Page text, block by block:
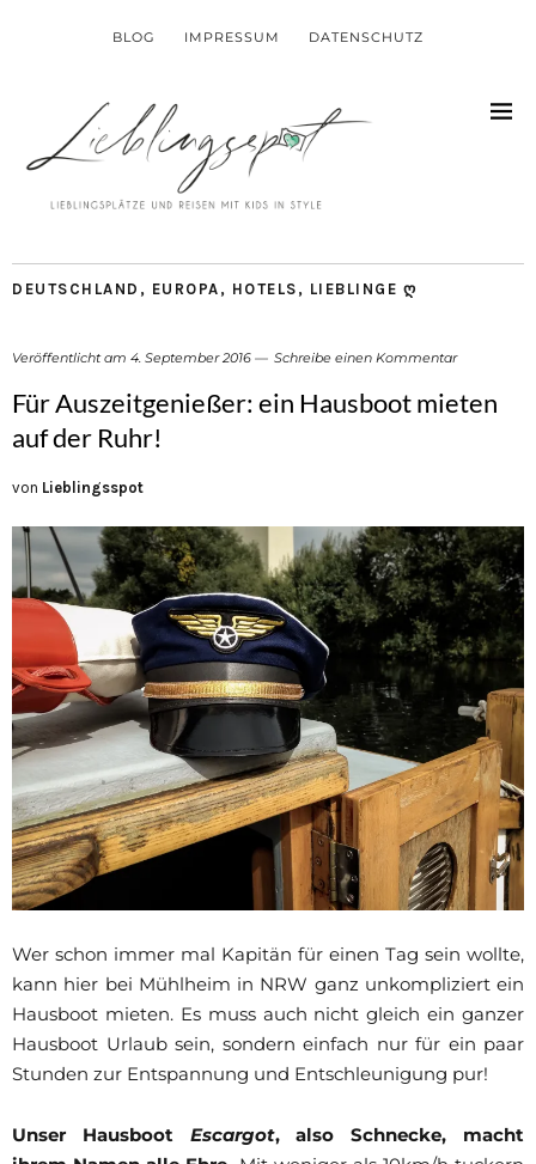
BLOG IMPRESSUM DATENSCHUTZ
DEUTSCHLAND , EUROPA , HOTELS , LIEBLINGE Ღ
Veröffentlicht am 4. September 2016 Schreibe einen Kommentar
Für Auszeitgenießer: ein Hausboot mieten
auf der Ruhr!
von Lieblingsspot
Wer schon immer mal Kapitän für einen Tag sein wollte,
kann hier bei Mühlheim in NRW ganz unkompliziert ein
Hausboot mieten. Es muss auch nicht gleich ein ganzer
Hausboot Urlaub sein, sondern einfach nur für ein paar
Stunden zur Entspannung und Entschleunigung pur!
Unser Hausboot Escargot, also Schnecke, macht